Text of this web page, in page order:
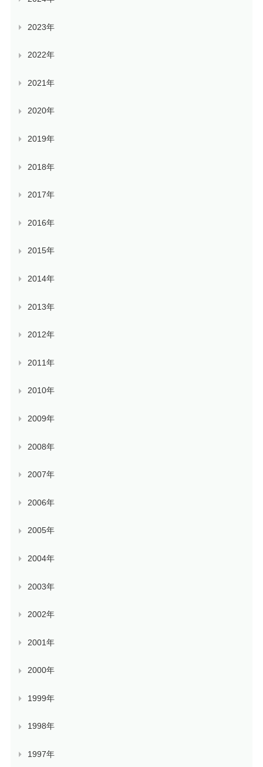
2023年
2022年
2021年
2020年
2019年
2018年
2017年
2016年
2015年
2014年
2013年
2012年
2011年
2010年
2009年
2008年
2007年
2006年
2005年
2004年
2003年
2002年
2001年
2000年
1999年
1998年
1997年